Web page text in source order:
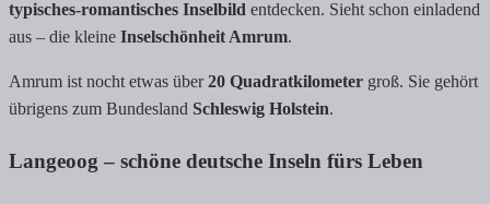
typisches-romantisches Inselbild entdecken. Sieht schon einladend
aus – die kleine Inselschönheit Amrum.
Amrum ist nocht etwas über20 Quadratkilometer groß. Sie gehört
übrigens zum Bundesland Schleswig Holstein.
Langeoog – schöne deutsche Inseln fürs Leben